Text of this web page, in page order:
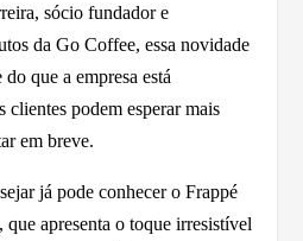
sócio fundador e
da Go Coffee, essa novidade
que a empresa está
podem esperar mais
em breve.
já pode conhecer o Frappé
apresenta o toque irresistível